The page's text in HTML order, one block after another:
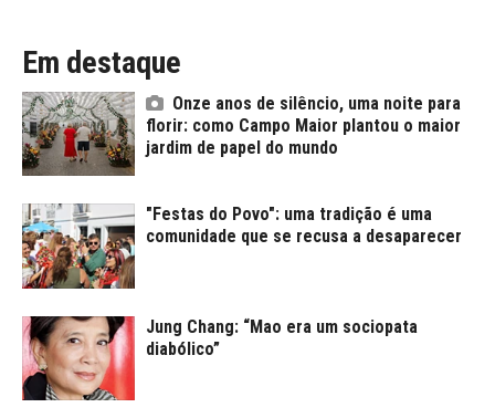
Em destaque
Onze anos de silêncio, uma noite para
florir: como Campo Maior plantou o maior
jardim de papel do mundo
"Festas do Povo": uma tradição é uma
comunidade que se recusa a desaparecer
Jung Chang: “Mao era um sociopata
diabólico”